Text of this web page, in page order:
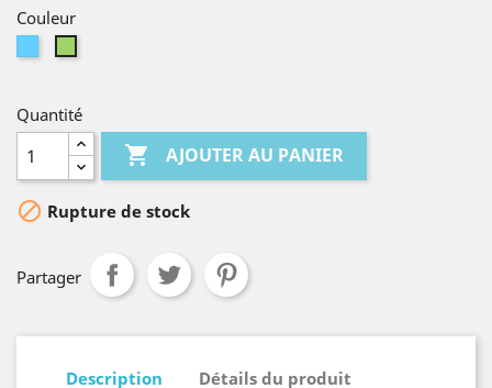
Couleur
Quantité
 AJOUTER AU PANIER
 Rupture de stock
Partager
Description Détails du produit